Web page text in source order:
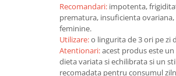
Recomandari: impotenta,
prematura, insuficienta
feminine.
Utilizare:o lingurita de 3 ori pe zi
Atentionari:acest produs este un
dieta variata si echilibrata si un
recomadata pentru consumul